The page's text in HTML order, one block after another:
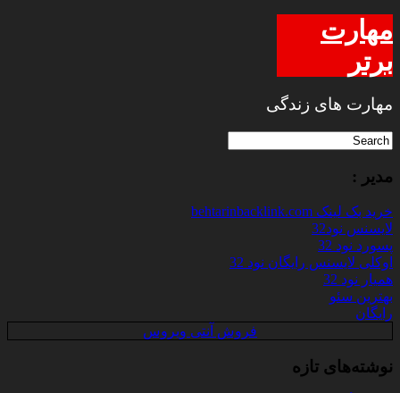
مهارت
برتر
مهارت های زندگی
مدیر :
خرید بک لینک behtarinbacklink.com
لایسنس نود32
پسورد نود 32
اوکلی لایسنس رایگان نود 32
همیار نود 32
بهترین سئو
رایگان
فروش آنتی ویروس
نوشته‌های تازه